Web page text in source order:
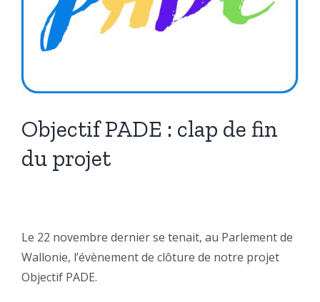
Objectif PADE : clap de fin
du projet
Le 22 novembre dernier se tenait, au Parlement de
Wallonie, l’évènement de clôture de notre projet
Objectif PADE.